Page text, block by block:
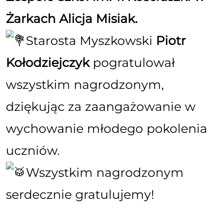
Żarkach Alicja Misiak.
Starosta Myszkowski Piotr
Kołodziejczyk pogratulował
wszystkim nagrodzonym,
dziękując za zaangażowanie w
wychowanie młodego pokolenia
uczniów.
Wszystkim nagrodzonym
serdecznie gratulujemy!